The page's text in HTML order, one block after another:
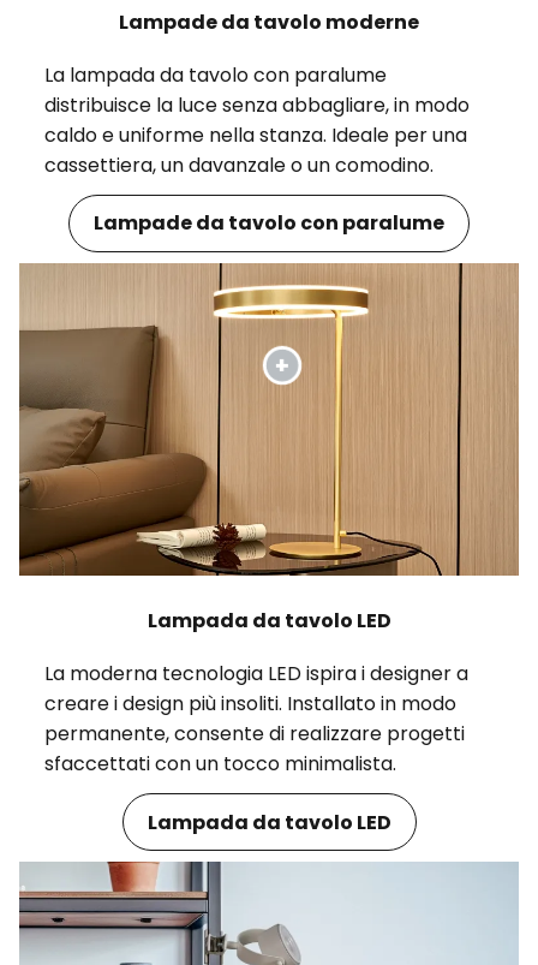
Lampade da tavolo moderne
La lampada da tavolo con paralume
distribuisce la luce senza abbagliare, in modo
caldo e uniforme nella stanza. Ideale per una
cassettiera, un davanzale o un comodino.
Lampade da tavolo con paralume
Lampada da tavolo LED
La moderna tecnologia LED ispira i designer a
creare i design più insoliti. Installato in modo
permanente, consente di realizzare progetti
sfaccettati con un tocco minimalista.
Lampada da tavolo LED